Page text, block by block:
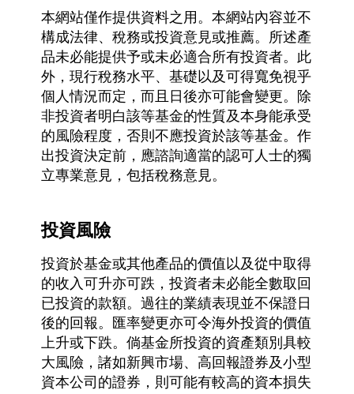
本網站僅作提供資料之用。本網站內容並不
構成法律、稅務或投資意見或推薦。所述產
品未必能提供予或未必適合所有投資者。此
外，現行稅務水平、基礎以及可得寬免視乎
個人情況而定，而且日後亦可能會變更。除
非投資者明白該等基金的性質及本身能承受
的風險程度，否則不應投資於該等基金。作
出投資決定前，應諮詢適當的認可人士的獨
立專業意見，包括稅務意見。
投資風險
投資於基金或其他產品的價值以及從中取得
的收入可升亦可跌，投資者未必能全數取回
已投資的款額。過往的業績表現並不保證日
後的回報。匯率變更亦可令海外投資的價值
上升或下跌。倘基金所投資的資產類別具較
大風險，諸如新興市場、高回報證券及小型
資本公司的證券，則可能有較高的資本損失